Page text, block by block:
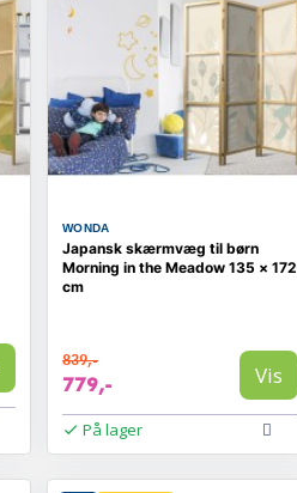
WONDA
Japansk skærmvæg til børn
Morning in the Meadow 135 × 172
cm
839,-
779,- Vis
På lager